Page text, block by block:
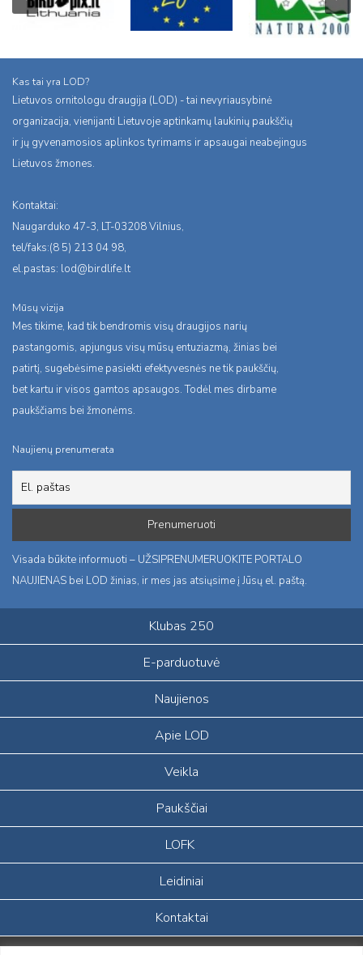
Kas tai yra LOD?
Lietuvos ornitologu draugija (LOD) - tai nevyriausybinė
organizacija, vienijanti Lietuvoje aptinkamų laukinių paukščių
ir jų gyvenamosios aplinkos tyrimams ir apsaugai neabejingus
Lietuvos žmones.
Kontaktai:
Naugarduko 47-3, LT-03208 Vilnius,
tel/faks:(8 5) 213 04 98,
el.pastas: lod@birdlife.lt
Mūsų vizija
Mes tikime, kad tik bendromis visų draugijos narių
pastangomis, apjungus visų mūsų entuziazmą, žinias bei
patirtį, sugebėsime pasiekti efektyvesnės ne tik paukščių,
bet kartu ir visos gamtos apsaugos. Todėl mes dirbame
paukščiams bei žmonėms.
Naujienų prenumerata
Visada būkite informuoti – UŽSIPRENUMERUOKITE PORTALO
NAUJIENAS bei LOD žinias, ir mes jas atsiųsime į Jūsų el. paštą.
Klubas 250
E-parduotuvė
Naujienos
Apie LOD
Veikla
Paukščiai
LOFK
Leidiniai
Kontaktai